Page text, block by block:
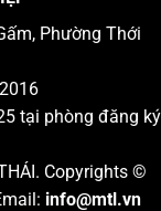
Phường Thới
tại phòng đăng ký
Copyrights ©
info@mtl.vn